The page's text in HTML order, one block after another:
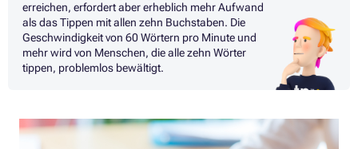
erreichen, erfordert aber erheblich mehr Aufwand
als das Tippen mit allen zehn Buchstaben. Die
Geschwindigkeit von 60 Wörtern pro Minute und
mehr wird von Menschen, die alle zehn Wörter
tippen, problemlos bewältigt.